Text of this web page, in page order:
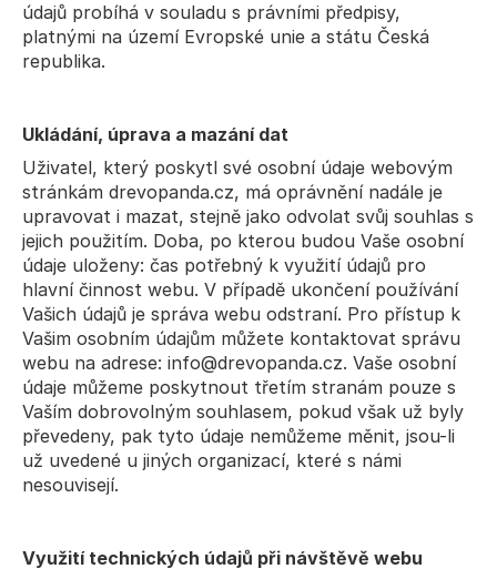
údajů probíhá v souladu s právními předpisy,
platnými na území Evropské unie a státu Česká
republika.
Ukládání, úprava a mazání dat
Uživatel, který poskytl své osobní údaje webovým
stránkám drevopanda.cz, má oprávnění nadále je
upravovat i mazat, stejně jako odvolat svůj souhlas s
jejich použitím. Doba, po kterou budou Vaše osobní
údaje uloženy: čas potřebný k využití údajů pro
hlavní činnost webu. V případě ukončení používání
Vašich údajů je správa webu odstraní. Pro přístup k
Vašim osobním údajům můžete kontaktovat správu
webu na adrese: info@drevopanda.cz. Vaše osobní
údaje můžeme poskytnout třetím stranám pouze s
Vaším dobrovolným souhlasem, pokud však už byly
převedeny, pak tyto údaje nemůžeme měnit, jsou-li
už uvedené u jiných organizací, které s námi
nesouvisejí.
Využití technických údajů při návštěvě webu